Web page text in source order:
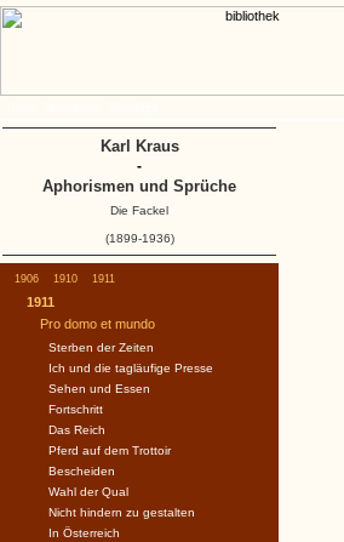
1906 1910 1911
1911
Pro domo et mundo
Sterben der Zeiten
Ich und die tagläufige Presse
Sehen und Essen
Fortschritt
Das Reich
Pferd auf dem Trottoir
Bescheiden
Wahl der Qual
Nicht hindern zu gestalten
In Österreich
Karl Kraus
-
Aphorismen und Sprüche
Die Fackel
(1899-1936)